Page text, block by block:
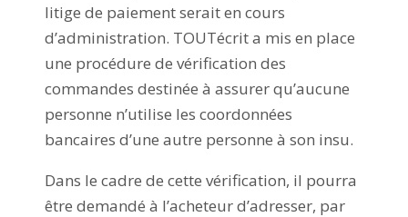
litige de paiement serait en cours
d’administration. TOUTécrit a mis en place
une procédure de vérification des
commandes destinée à assurer qu’aucune
personne n’utilise les coordonnées
bancaires d’une autre personne à son insu.
Dans le cadre de cette vérification, il pourra
être demandé à l’acheteur d’adresser, par